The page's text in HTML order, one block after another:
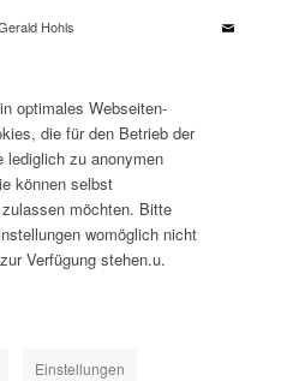
Hohls
optimales Webseiten-
die für den Betrieb der
lediglich zu anonymen
können selbst
möchten. Bitte
womöglich nicht
Verfügung stehen.u.
Einstellungen